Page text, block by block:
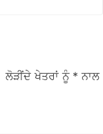
ਲੋੜੀਂਦੇ ਖੇਤਰਾਂ ਨੂੰ * ਨਾਲ